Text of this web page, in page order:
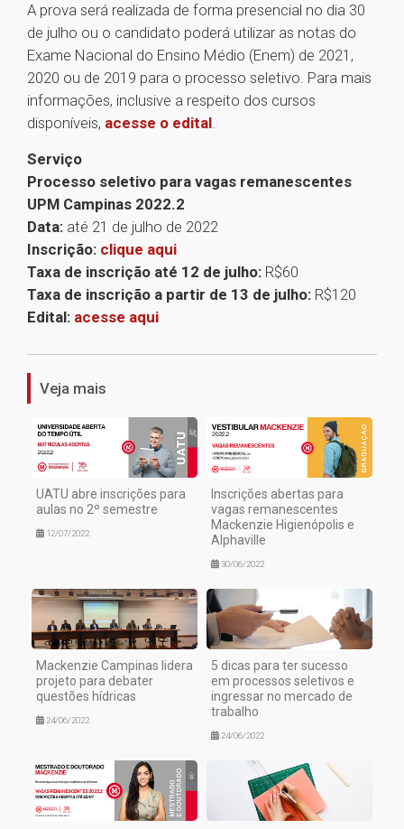
A prova será realizada de forma presencial no dia 30
de julho ou o candidato poderá utilizar as notas do
Exame Nacional do Ensino Médio (Enem) de 2021,
2020 ou de 2019 para o processo seletivo. Para mais
informações, inclusive a respeito dos cursos
disponíveis, acesse o edital.
Serviço
Processo seletivo para vagas remanescentes
UPM Campinas 2022.2
Data: até 21 de julho de 2022
Inscrição: clique aqui
Taxa de inscrição até 12 de julho: R$60
Taxa de inscrição a partir de 13 de julho: R$120
Edital: acesse aqui
Veja mais
UATU abre inscrições para
aulas no 2º semestre
12/07/2022
Inscrições abertas para
vagas remanescentes
Mackenzie Higienópolis e
Alphaville
30/06/2022
Mackenzie Campinas lidera
projeto para debater
questões hídricas
24/06/2022
5 dicas para ter sucesso
em processos seletivos e
ingressar no mercado de
trabalho
24/06/2022